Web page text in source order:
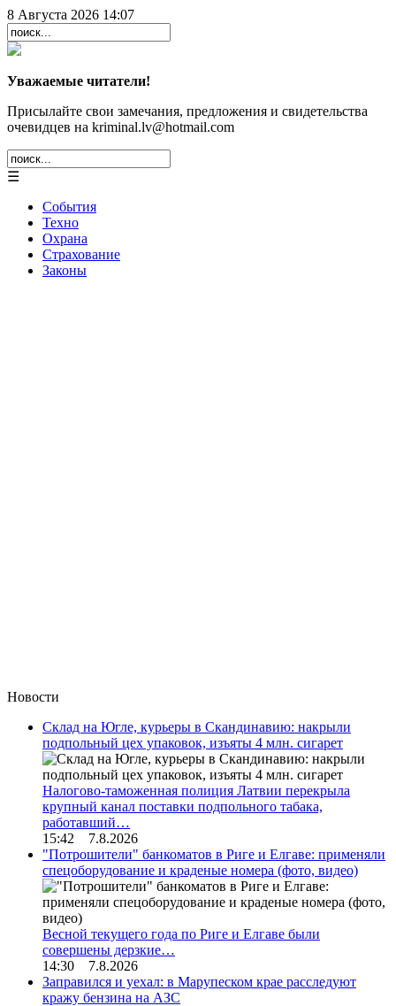
8 Августа 2026 14:07
Уважаемые читатели!
Присылайте свои замечания, предложения и свидетельства
очевидцев на kriminal.lv@hotmail.com
☰
События
Техно
Охрана
Страхование
Законы
Новости
Склад на Югле, курьеры в Скандинавию: накрыли
подпольный цех упаковок, изъяты 4 млн. сигарет
Налогово-таможенная полиция Латвии перекрыла
крупный канал поставки подпольного табака,
работавший…
15:42 7.8.2026
"Потрошители" банкоматов в Риге и Елгаве: применяли
спецоборудование и краденые номера (фото, видео)
Весной текущего года по Риге и Елгаве были
совершены дерзкие…
14:30 7.8.2026
Заправился и уехал: в Марупеском крае расследуют
кражу бензина на АЗС